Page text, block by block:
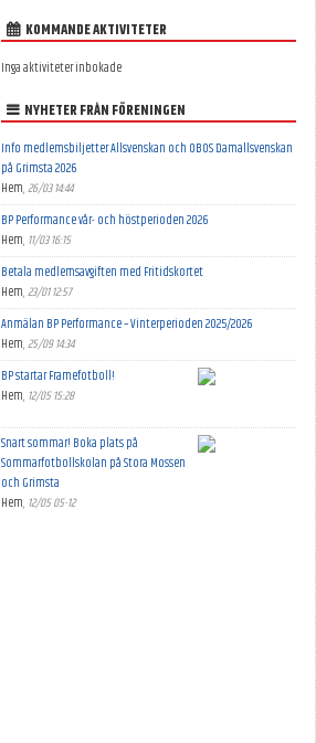
KOMMANDE AKTIVITETER
Inga aktiviteter inbokade
NYHETER FRÅN FÖRENINGEN
Info medlemsbiljetter Allsvenskan och OBOS Damallsvenskan
på Grimsta 2026
Hem,26/03 14:44
BP Performance vår- och höstperioden 2026
Hem, 11/03 16:15
Betala medlemsavgiften med Fritidskortet
Hem,23/01 12:57
Anmälan BP Performance – Vinterperioden 2025/2026
Hem,25/09 14:34
BP startar Framefotboll!
Hem, 12/05 15:28
Snart sommar! Boka plats på
Sommarfotbollskolan på Stora Mossen
och Grimsta
Hem, 12/05 05-12